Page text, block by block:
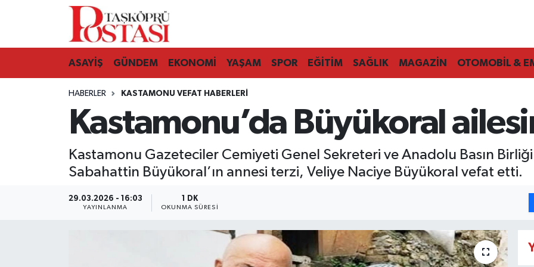
ASAYİŞ GÜNDEM EKONOMİ YAŞAM SPOR EĞİTİM SAĞLIK MAGAZİN OTOMOBİL &
HABERLER KASTAMONU VEFAT HABERLERI
Kastamonu’da Büyükoral
Kastamonu Gazeteciler Cemiyeti Genel Sekreteri ve Anadolu Basın
Sabahattin Büyükoral’ın annesi terzi, Veliye Naciye Büyükoral vefat etti.
29.03.2026 - 16:03
YAYINLANMA
1 DK
OKUNMA SÜRESI
Kastamonu Vefat Edenler
Araç Haberleri
Azdavay Haberleri
Bozkurt Haberleri